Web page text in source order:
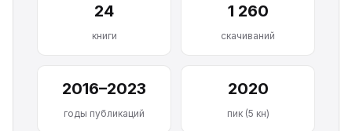
24
книги
1 260
скачиваний
2016–2023
годы публикаций
2020
пик (5 кн)